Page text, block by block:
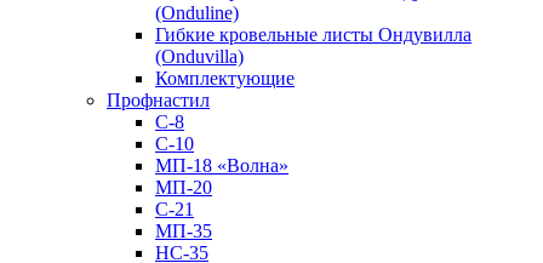
(Onduline)
Гибкие кровельные листы Ондувилла
(Onduvilla)
Комплектующие
Профнастил
С-8
С-10
МП-18 «Волна»
МП-20
С-21
МП-35
НС-35